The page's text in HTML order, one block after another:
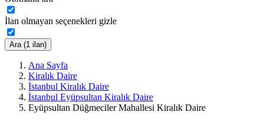
İlan olmayan seçenekleri gizle
Ara (1 ilan)
Ana Sayfa
Kiralık Daire
İstanbul Kiralık Daire
İstanbul Eyüpsultan Kiralık Daire
Eyüpsultan Düğmeciler Mahallesi Kiralık Daire